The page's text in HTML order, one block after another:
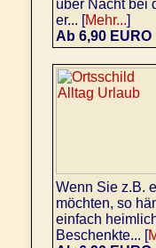
über Nacht bei
er... [Mehr...]
Ab 6,90 EURO
Wenn Sie z.B.
möchten, so
einfach
Beschenkte... [